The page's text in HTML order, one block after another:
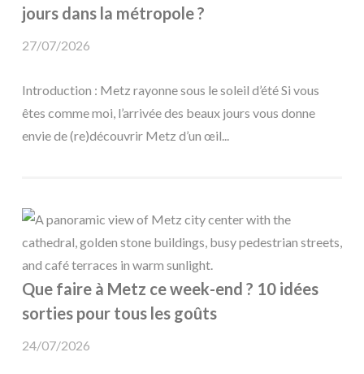
jours dans la métropole ?
27/07/2026
Introduction : Metz rayonne sous le soleil d’été Si vous
êtes comme moi, l’arrivée des beaux jours vous donne
envie de (re)découvrir Metz d’un œil...
Que faire à Metz ce week-end ? 10 idées
sorties pour tous les goûts
24/07/2026